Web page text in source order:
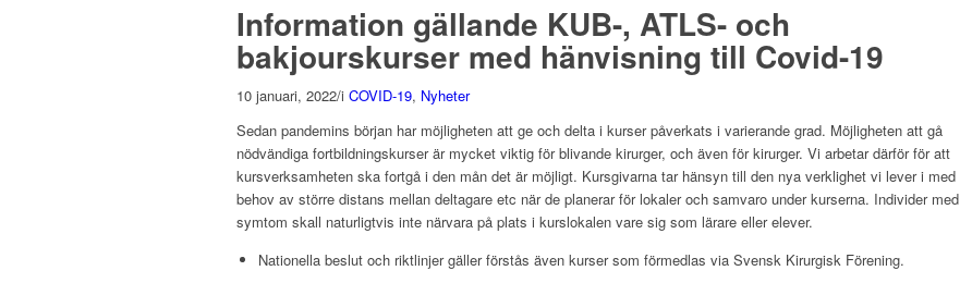
Information gällande KUB-, ATLS- och
bakjourskurser med hänvisning till Covid-19
10 januari, 2022/i COVID-19, Nyheter
Sedan pandemins början har möjligheten att ge och delta i kurser påverkats i varierande grad. Möjligheten att gå
nödvändiga fortbildningskurser är mycket viktig för blivande kirurger, och även för kirurger. Vi arbetar därför för att
kursverksamheten ska fortgå i den mån det är möjligt. Kursgivarna tar hänsyn till den nya verklighet vi lever i med
behov av större distans mellan deltagare etc när de planerar för lokaler och samvaro under kurserna. Individer med
symtom skall naturligtvis inte närvara på plats i kurslokalen vare sig som lärare eller elever.
Nationella beslut och riktlinjer gäller förstås även kurser som förmedlas via Svensk Kirurgisk Förening.